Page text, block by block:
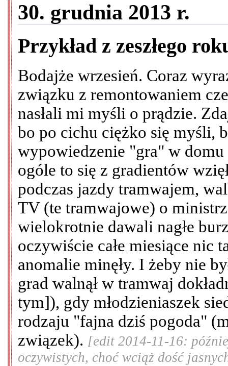
30. grudnia 2013 r.
Przykład z zeszłego
Bodajże wrzesień. Coraz
związku z remontowaniem
nasłali mi myśli o prądzie.
bo po cichu ciężko się myśli,
wypowiedzenie "gra" w
ogóle to się z gradientów
podczas jazdy tramwajem,
TV (te tramwajowe) o
wielokrotnie dawali nagłe
oczywiście całe miesiące nic
anomalie minęły. I żeby nie
grad walnął w tramwaj
tym]), gdy młodzieniaszek
rodzaju "fajna dziś pogoda"
związek). [edit 2014-11-16:
oczywistych, choć wciąż dość